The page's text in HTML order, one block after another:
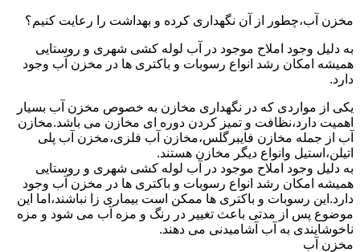
مخزن آب،چطور از آن نگهداری کرده و بهداشت را رعایت کنیم؟
به دلیل وجود املاح موجود در آب لوله کشی شهری و روستایی
همیشه امکان رشد انواع رسوبات و باکتری ها در مخزن آب وجود
دارد.
یکی از مواردی که در نگهداری مخازن به خصوص مخزن آب بسیار
اهمیت دارد،نظافت و تمیز کردن دوره ای مخازن می باشد.مخازن
آب از جمله مخازن فایبرگلس،مخازن آب فلزی،مخزن آب پلی
اتیلن،استیل وانواع دیگر مخازن هستند.
به دلیل وجود املاح موجود در آب لوله کشی شهری و روستایی
همیشه امکان رشد انواع رسوبات و باکتری ها در مخزن آب وجود
دارد.این رسوبات و باکتری ها ممکن است بیماری زا نباشند،اما این
موضوع پس از مدتی باعث تغییر در رنگ و مزه آب می شود و مزه
ناخوشایندی به آب آشامیدنی می دهند.
مخزن آب